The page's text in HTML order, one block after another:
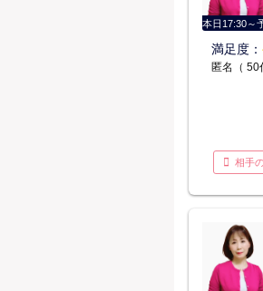
本日17:30～
満足度：
匿名（ 50
相手